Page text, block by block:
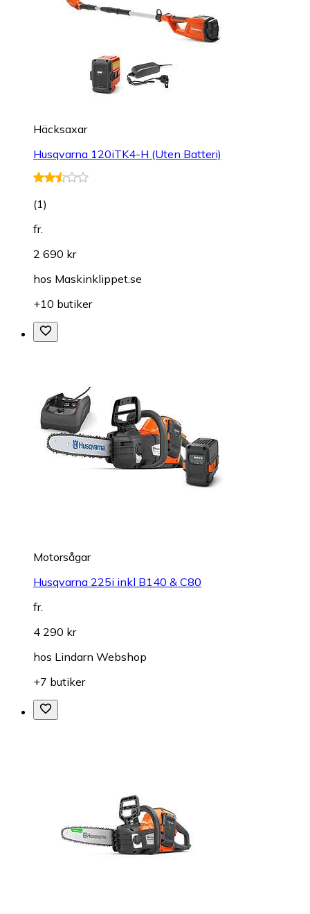
Häcksaxar
Husqvarna 120iTK4-H (Uten Batteri)
(1)
fr.
2 690 kr
hos Maskinklippet.se
+10 butiker
Motorsågar
Husqvarna 225i inkl B140 & C80
fr.
4 290 kr
hos Lindarn Webshop
+7 butiker